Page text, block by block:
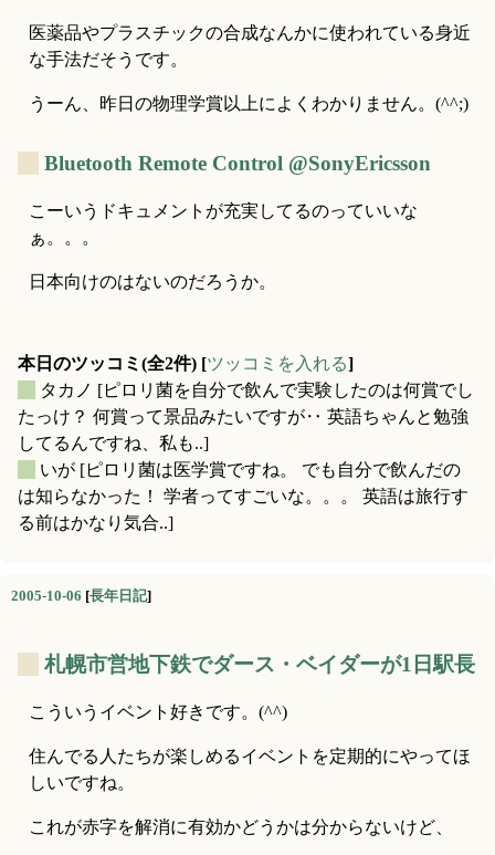
医薬品やプラスチックの合成なんかに使われている身近
な手法だそうです。
うーん、昨日の物理学賞以上によくわかりません。(^^;)
Bluetooth Remote Control @SonyEricsson
こーいうドキュメントが充実してるのっていいな
ぁ。。。
日本向けのはないのだろうか。
本日のツッコミ(全2件) [ツッコミを入れる]
タカノ [ピロリ菌を自分で飲んで実験したのは何賞でし
たっけ？ 何賞って景品みたいですが‥ 英語ちゃんと勉強
してるんですね、私も..]
いが [ピロリ菌は医学賞ですね。 でも自分で飲んだの
は知らなかった！ 学者ってすごいな。。。 英語は旅行す
る前はかなり気合..]
2005-10-06 [長年日記]
札幌市営地下鉄でダース・ベイダーが1日駅長
こういうイベント好きです。(^^)
住んでる人たちが楽しめるイベントを定期的にやってほ
しいですね。
これが赤字を解消に有効かどうかは分からないけど、